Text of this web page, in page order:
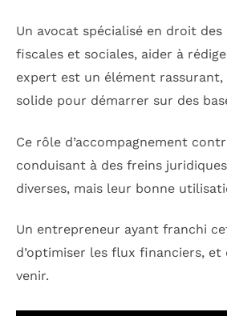
Un avocat spécialisé en droit
fiscales et sociales, aider à
expert est un élément
solide pour démarrer sur des
Ce rôle d’accompagnement
conduisant à des freins
diverses, mais leur bonne
Un entrepreneur ayant franchi
d’optimiser les flux financiers,
venir.